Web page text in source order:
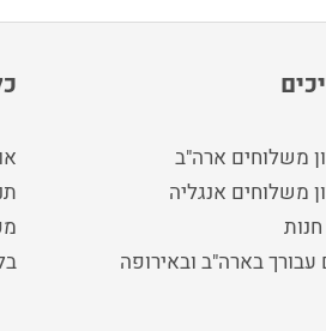
משלוחים ארה"ב
משלוחים אנגליה
עבורך בארה"ב ובאירופה